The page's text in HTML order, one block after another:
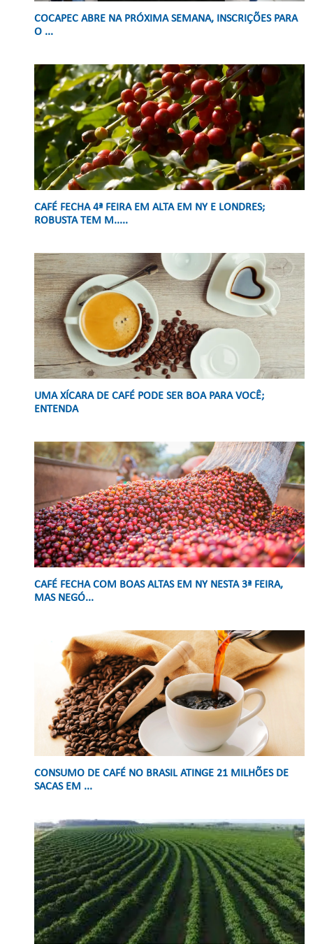
COCAPEC ABRE NA PRÓXIMA SEMANA, INSCRIÇÕES PARA
O ...
CAFÉ FECHA 4ª FEIRA EM ALTA EM NY E LONDRES;
ROBUSTA TEM M.....
UMA XÍCARA DE CAFÉ PODE SER BOA PARA VOCÊ;
ENTENDA
CAFÉ FECHA COM BOAS ALTAS EM NY NESTA 3ª FEIRA,
MAS NEGÓ...
CONSUMO DE CAFÉ NO BRASIL ATINGE 21 MILHÕES DE
SACAS EM ...